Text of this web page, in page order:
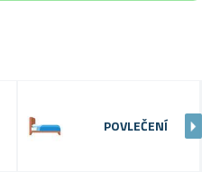
POVLEČENÍ